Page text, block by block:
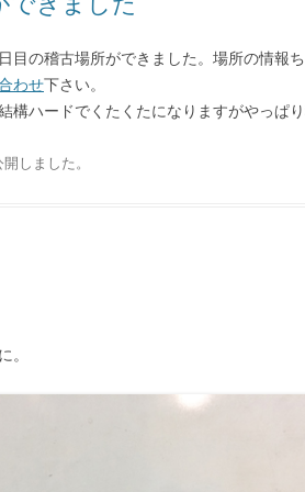
目の稽古場所ができました。場所の情報
わせ下さい。
構ハードでくたくたになりますがやっぱり
開しました。
。